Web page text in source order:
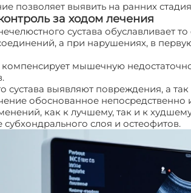
позволяет выявить на ранних
за ходом лечения
сустава обуславливает
а при нарушениях, в
мышечную
сустава выявляют повреждения, а
обоснованное
как к лучшему, так и к
слоя и остеофитов.